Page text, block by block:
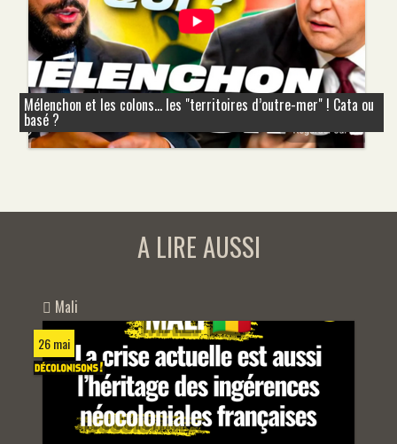
Mélenchon et les colons... les "territoires d’outre-mer" ! Cata ou
basé ?
A LIRE AUSSI
Mali
26 mai